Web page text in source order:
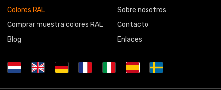
Colores RAL
Comprar muestra colores RAL
Blog
Sobre nosotros
Contacto
Enlaces